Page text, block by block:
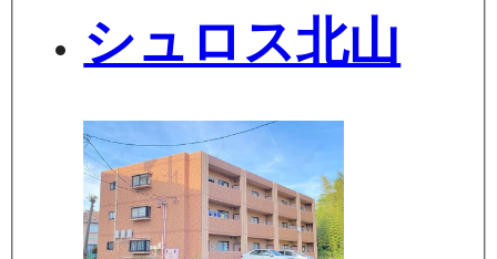
シュロス北山